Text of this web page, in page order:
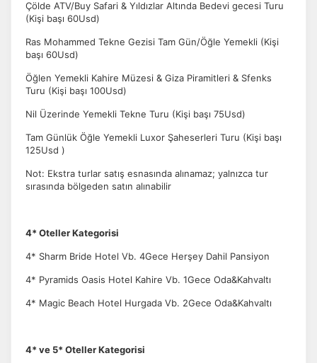
Çölde ATV/Buy Safari & Yıldızlar Altında Bedevi gecesi Turu
(Kişi başı 60Usd)
Ras Mohammed Tekne Gezisi Tam Gün/Öğle Yemekli (Kişi
başı 60Usd)
Öğlen Yemekli Kahire Müzesi & Giza Piramitleri & Sfenks
Turu (Kişi başı 100Usd)
Nil Üzerinde Yemekli Tekne Turu (Kişi başı 75Usd)
Tam Günlük Öğle Yemekli Luxor Şaheserleri Turu (Kişi başı
125Usd )
Not: Ekstra turlar satış esnasında alınamaz; yalnızca tur
sırasında bölgeden satın alınabilir
4* Oteller Kategorisi
4* Sharm Bride Hotel Vb. 4Gece Herşey Dahil Pansiyon
4* Pyramids Oasis Hotel Kahire Vb. 1Gece Oda&Kahvaltı
4* Magic Beach Hotel Hurgada Vb. 2Gece Oda&Kahvaltı
4* ve 5* Oteller Kategorisi